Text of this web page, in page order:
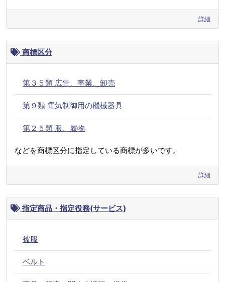
詳細
商標区分
第３５類 広告、事業、卸売
第９類 電気制御用の機械器具
第２５類 服、履物
などを商標区分に指定している商標が多いです。
詳細
指定商品・指定役務(サービス)
被服
ベルト